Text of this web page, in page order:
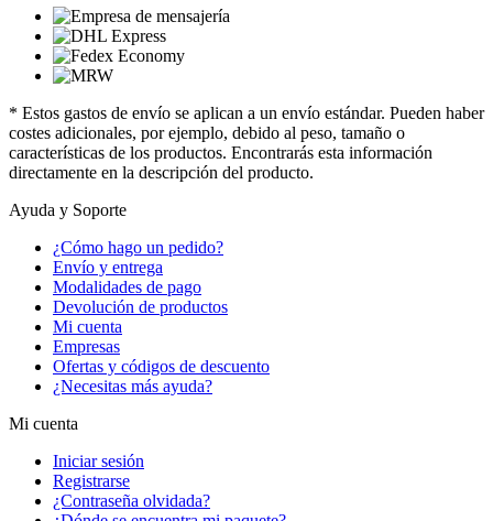
* Estos gastos de envío se aplican a un envío estándar. Pueden haber
costes adicionales, por ejemplo, debido al peso, tamaño o
características de los productos. Encontrarás esta información
directamente en la descripción del producto.
Ayuda y Soporte
¿Cómo hago un pedido?
Envío y entrega
Modalidades de pago
Devolución de productos
Mi cuenta
Empresas
Ofertas y códigos de descuento
¿Necesitas más ayuda?
Mi cuenta
Iniciar sesión
Registrarse
¿Contraseña olvidada?